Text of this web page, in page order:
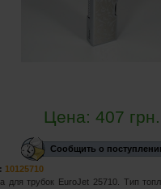
Цена:407 грн.
Сообщить о
10125710
для трубок EuroJet 25710. Тип